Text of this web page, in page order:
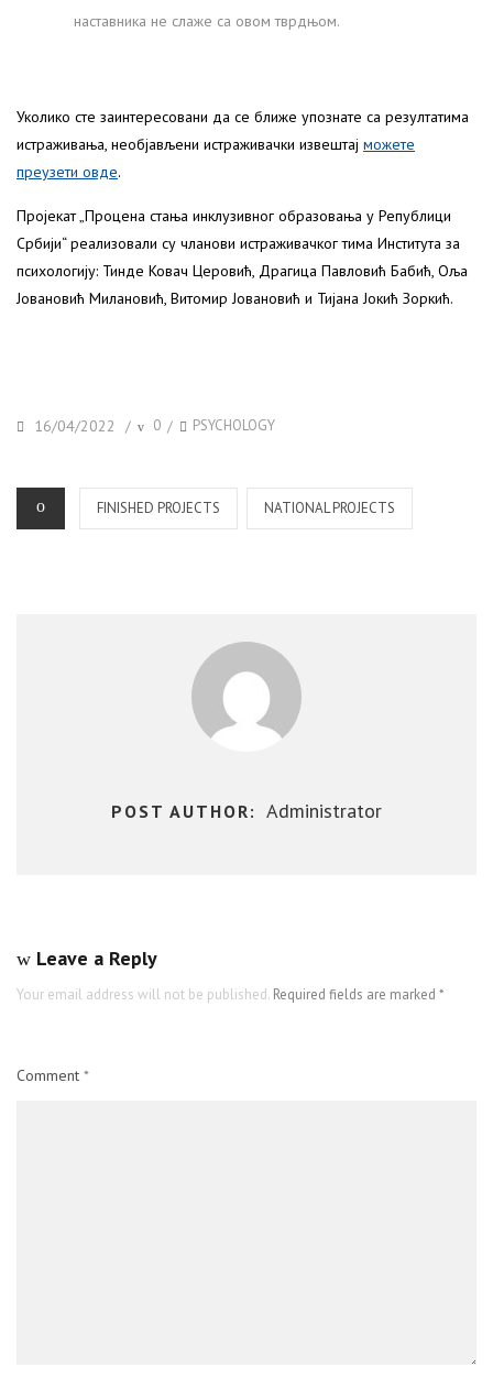
наставника не слаже са овом тврдњом.
Уколико сте заинтересовани да се ближе упознате са резултатима
истраживања, необјављени истраживачки извештај можете
преузети овде.
Пројекат „Процена стања инклузивног образовања у Републици
Србији“ реализовали су чланови истраживачког тима Института за
психологију: Тинде Ковач Церовић, Драгица Павловић Бабић, Оља
Јовановић Милановић, Витомир Јовановић и Тијана Јокић Зоркић.
POSTED
16/04/2022 / 0 / TAGS
PSYCHOLOGY
CATEGORIES
FINISHED PROJECTS NATIONAL PROJECTS
POST AUTHOR: Administrator
Leave a Reply
Your email address will not be published. Required fields are marked *
Comment *